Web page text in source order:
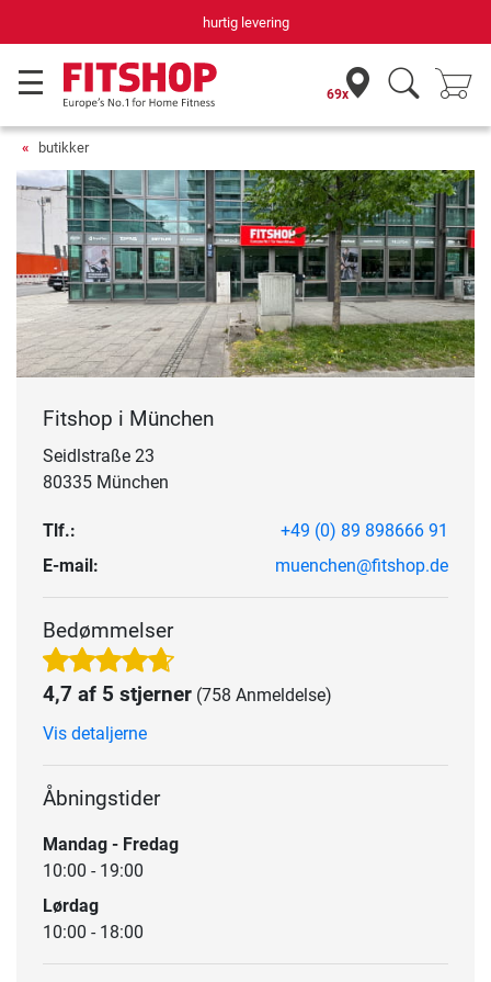
hurtig levering
69x
butikker
Fitshop i München
Seidlstraße 23
80335 München
Tlf.:
+49 (0) 89 898666 91
E-mail:
muenchen@fitshop.de
Bedømmelser
4,7 af 5 stjerner (758 Anmeldelse)
Vis detaljerne
Åbningstider
Mandag - Fredag
10:00 - 19:00
Lørdag
10:00 - 18:00